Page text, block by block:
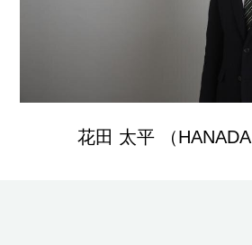
花田 太平 （